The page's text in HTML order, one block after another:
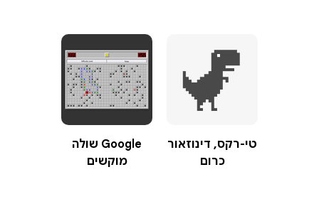
טי-רקס, דינוזאור
כרום
Google שולה
מוקשים